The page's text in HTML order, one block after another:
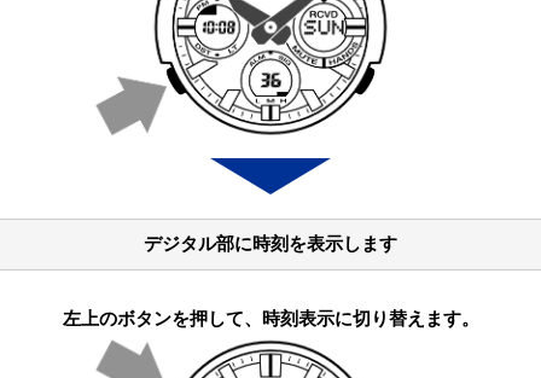
デジタル部に時刻を表示します
左上のボタンを押して、時刻表示に切り替えます。